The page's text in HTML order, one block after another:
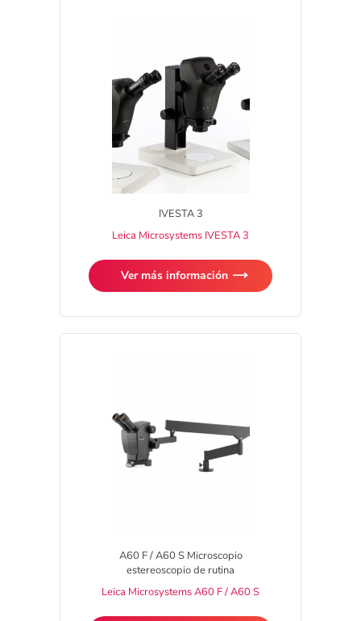
IVESTA 3
Leica Microsystems IVESTA 3
Ver más información
A60 F / A60 S Microscopio
estereoscopio de rutina
Leica Microsystems A60 F / A60 S